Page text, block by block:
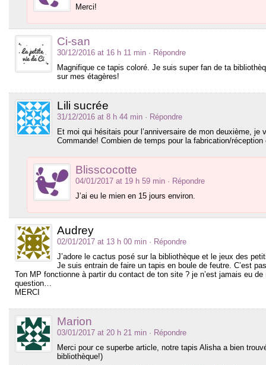
Merci!
Ci-san
30/12/2016 at 16 h 11 min · Répondre
Magnifique ce tapis coloré. Je suis super fan de ta
sur mes étagères!
Lili sucrée
31/12/2016 at 8 h 44 min · Répondre
Et moi qui hésitais pour l’anniversaire de mon deuxième, je
Commande! Combien de temps pour la fabrication/
Blisscocotte
04/01/2017 at 19 h 59 min · Répondre
J’ai eu le mien en 15 jours environ.
Audrey
02/01/2017 at 13 h 00 min · Répondre
J’adore le cactus posé sur la bibliothèque et le jeux des
Je suis entrain de faire un tapis en boule de feutre. C’est
Ton MP fonctionne à partir du contact de ton site ? je n’est jamais eu
question…
MERCI
Marion
03/01/2017 at 20 h 21 min · Répondre
Merci pour ce superbe article, notre tapis Alisha a bien
bibliothèque!)